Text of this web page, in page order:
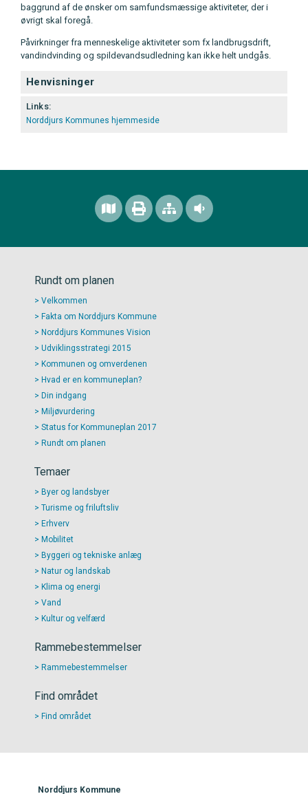
baggrund af de ønsker om samfundsmæssige aktiviteter, der i
øvrigt skal foregå.
Påvirkninger fra menneskelige aktiviteter som fx landbrugsdrift,
vandindvinding og spildevandsudledning kan ikke helt undgås.
Henvisninger
Links:
Norddjurs Kommunes hjemmeside
Rundt om planen
Velkommen
Fakta om Norddjurs Kommune
Norddjurs Kommunes Vision
Udviklingsstrategi 2015
Kommunen og omverdenen
Hvad er en kommuneplan?
Din indgang
Miljøvurdering
Status for Kommuneplan 2017
Rundt om planen
Temaer
Byer og landsbyer
Turisme og friluftsliv
Erhverv
Mobilitet
Byggeri og tekniske anlæg
Natur og landskab
Klima og energi
Vand
Kultur og velfærd
Rammebestemmelser
Rammebestemmelser
Find området
Find området
Norddjurs Kommune